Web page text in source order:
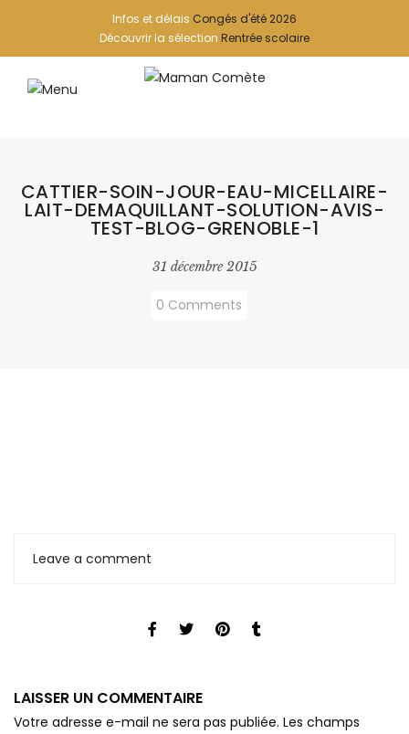
Infos et délais Congés d'été 2026
Découvrir la sélection Rentrée scolaire
CATTIER-SOIN-JOUR-EAU-MICELLAIRE-
LAIT-DEMAQUILLANT-SOLUTION-AVIS-
TEST-BLOG-GRENOBLE-1
31 décembre 2015
0 Comments
Leave a comment
LAISSER UN COMMENTAIRE
Votre adresse e-mail ne sera pas publiée. Les champs